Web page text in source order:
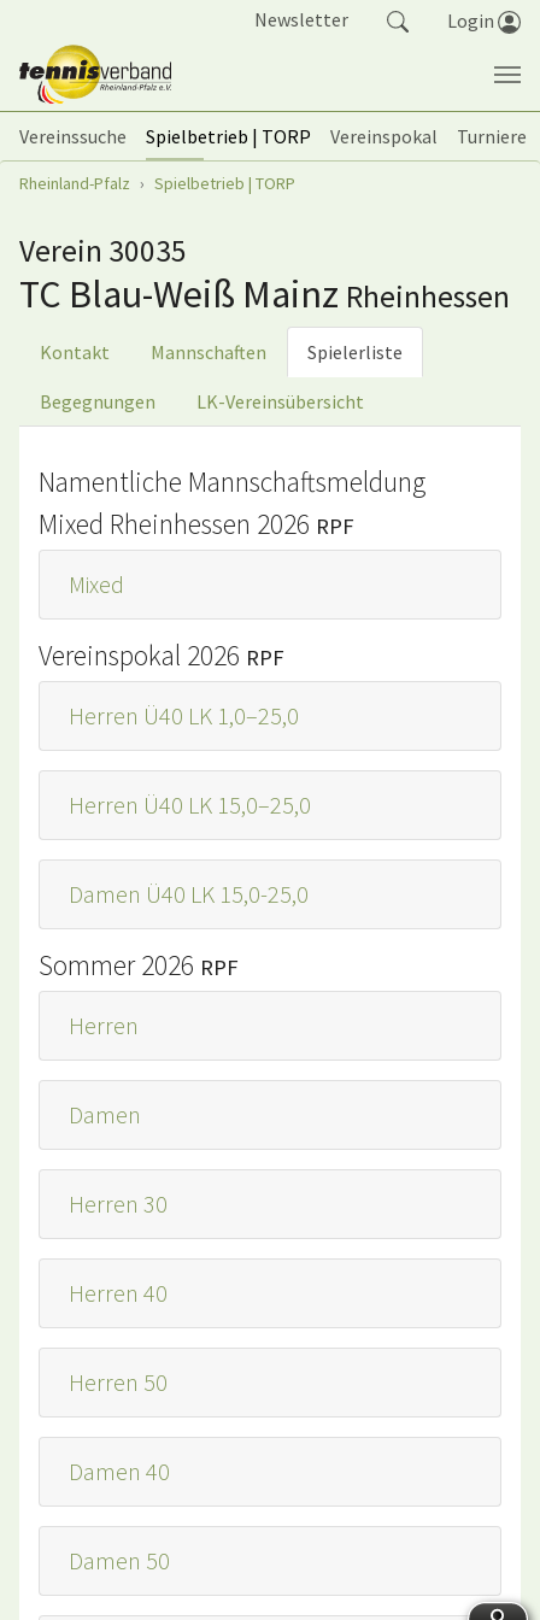
Newsletter Login
Vereinssuche Spielbetrieb | TORP Vereinspokal
Turniere
Sie sind hier:
Rheinland-Pfalz Spielbetrieb | TORP
Verein 30035
TC Blau-Weiß Mainz Rheinhessen
Kontakt Mannschaften Spielerliste
Begegnungen LK-Vereinsübersicht
Namentliche Mannschaftsmeldung
Mixed Rheinhessen 2026 RPF
Mixed
Vereinspokal 2026 RPF
Herren Ü40 LK 1,0–25,0
Herren Ü40 LK 15,0–25,0
Damen Ü40 LK 15,0-25,0
Sommer 2026 RPF
Herren
Damen
Herren 30
Herren 40
Herren 50
Damen 40
Damen 50